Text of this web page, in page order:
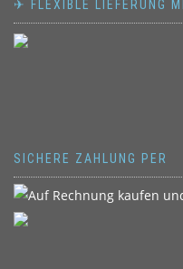
✈ FLEXIBLE LIEFERUNG
SICHERE ZAHLUNG PER